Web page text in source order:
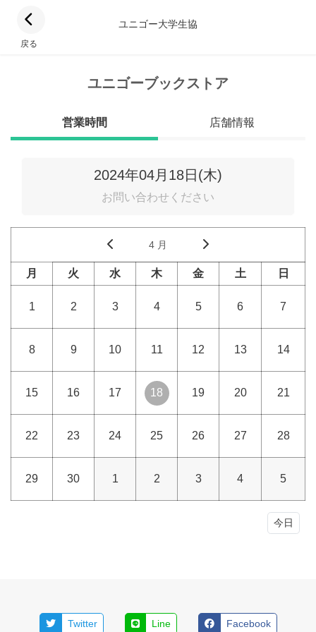
戻る
ユニゴー大学生協
ユニゴーブックストア
営業時間 店舗情報
2024年04月18日(木)
お問い合わせください
4 月
月 火 水 木 金 土 日
1 2 3 4 5 6 7
8 9 10 11 12 13 14
15 16 17 18 19 20 21
22 23 24 25 26 27 28
29 30 1 2 3 4 5
今日
Twitter Line Facebook